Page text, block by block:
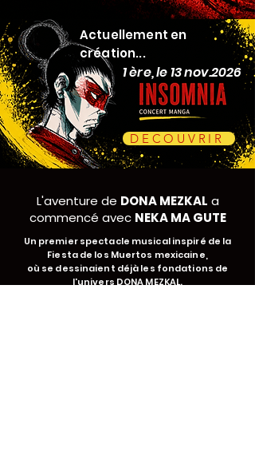
Actuellement en
création...
1 ère, le 13 nov.2026
DÉCOUVRIR
L'aventure de DONA MEZKAL a
commencé avec NEKA MA GUTE
Un premier spectacle musical inspiré de la
Fiesta de los Muertos mexicaine,
où se dessinaient déjà les fondations de
l'univers DONA MEZKAL.